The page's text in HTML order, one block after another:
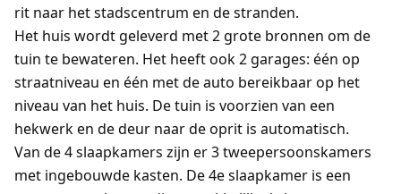
rit naar het stadscentrum en de stranden.
Het huis wordt geleverd met 2 grote bronnen om de
tuin te bewateren. Het heeft ook 2 garages: één op
straatniveau en één met de auto bereikbaar op het
niveau van het huis. De tuin is voorzien van een
hekwerk en de deur naar de oprit is automatisch.
Van de 4 slaapkamers zijn er 3 tweepersoonskamers
met ingebouwde kasten. De 4e slaapkamer is een